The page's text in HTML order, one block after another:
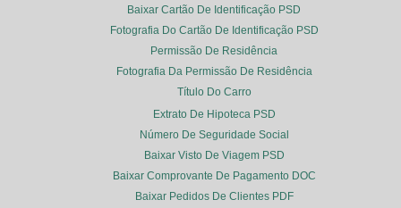
Baixar Cartão De Identificação PSD
Fotografia Do Cartão De Identificação PSD
Permissão De Residência
Fotografia Da Permissão De Residência
Título Do Carro
Extrato De Hipoteca PSD
Número De Seguridade Social
Baixar Visto De Viagem PSD
Baixar Comprovante De Pagamento DOC
Baixar Pedidos De Clientes PDF